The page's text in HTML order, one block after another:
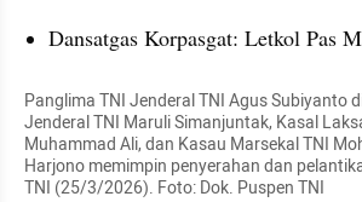
Dansatgas Korpasgat: Letkol Pas
Panglima TNI Jenderal TNI Agus Subiyanto
Jenderal TNI Maruli Simanjuntak, Kasal
Muhammad Ali, dan Kasau Marsekal TNI
Harjono memimpin penyerahan dan
TNI (25/3/2026). Foto: Dok. Puspen TNI